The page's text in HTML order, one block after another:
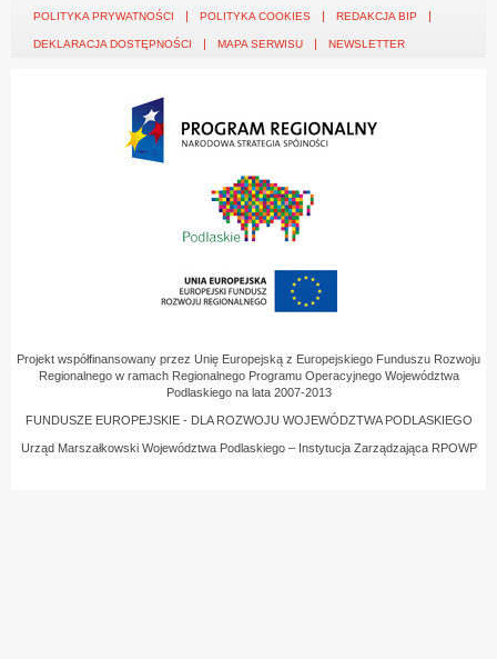
POLITYKA PRYWATNOŚCI POLITYKA COOKIES REDAKCJA BIP
DEKLARACJA DOSTĘPNOŚCI MAPA SERWISU NEWSLETTER
Projekt współfinansowany przez Unię Europejską z Europejskiego Funduszu Rozwoju
Regionalnego w ramach Regionalnego Programu Operacyjnego Województwa
Podlaskiego na lata 2007-2013
FUNDUSZE EUROPEJSKIE - DLA ROZWOJU WOJEWÓDZTWA PODLASKIEGO
Urząd Marszałkowski Województwa Podlaskiego – Instytucja Zarządzająca RPOWP